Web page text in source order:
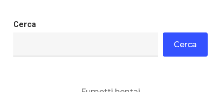
Cerca
Cerca